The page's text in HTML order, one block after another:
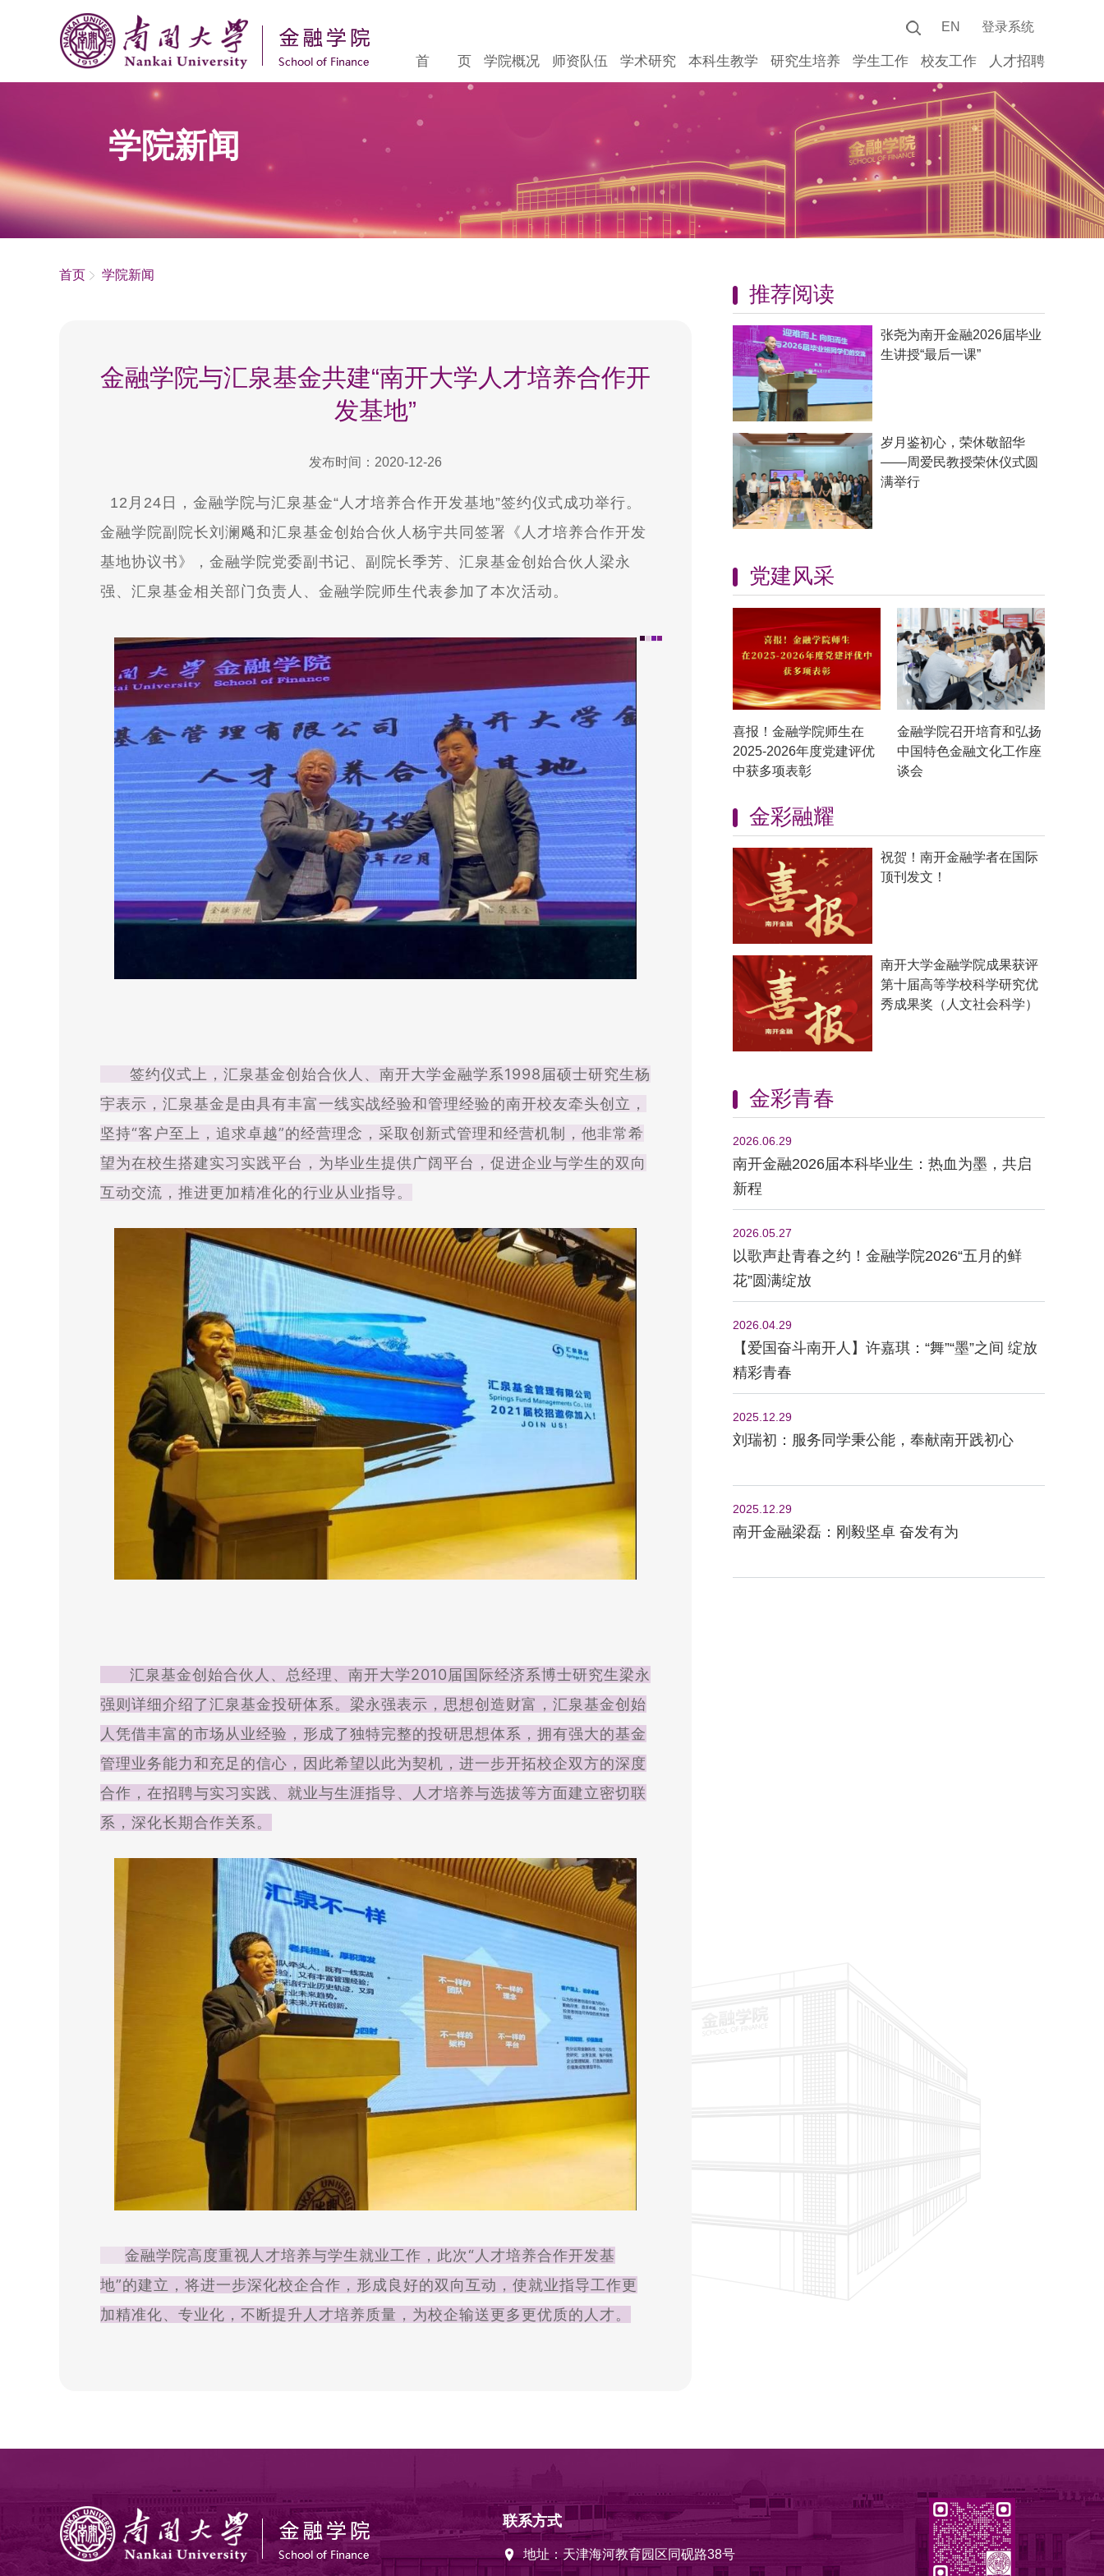
EN 登录系统
首 页 学院概况 师资队伍 学术研究 本科生教学 研究生培养 学生工作 校友工作 人才招聘
学院新闻
推荐阅读
张尧为南开金融2026届毕业
生讲授“最后一课”
岁月鉴初心，荣休敬韶华
——周爱民教授荣休仪式圆
满举行
党建风采
喜报！金融学院师生在
2025-2026年度党建评优
中获多项表彰
金融学院召开培育和弘扬
中国特色金融文化工作座
谈会
金彩融耀
祝贺！南开金融学者在国际
顶刊发文！
南开大学金融学院成果获评
第十届高等学校科学研究优
秀成果奖（人文社会科学）
金彩青春
2026.06.29
南开金融2026届本科毕业生：热血为墨，共启
新程
2026.05.27
以歌声赴青春之约！金融学院2026“五月的鲜
花”圆满绽放
2026.04.29
【爱国奋斗南开人】许嘉琪：“舞”“墨”之间 绽放
精彩青春
2025.12.29
刘瑞初：服务同学秉公能，奉献南开践初心
2025.12.29
南开金融梁磊：刚毅坚卓 奋发有为
首页 学院新闻
金融学院与汇泉基金共建“南开大学人才培养合作开
发基地”
发布时间：2020-12-26
12月24日，金融学院与汇泉基金“人才培养合作开发基地”签约仪式成功举行。
金融学院副院长刘澜飚和汇泉基金创始合伙人杨宇共同签署《人才培养合作开发
基地协议书》，金融学院党委副书记、副院长季芳、汇泉基金创始合伙人梁永
强、汇泉基金相关部门负责人、金融学院师生代表参加了本次活动。
签约仪式上，汇泉基金创始合伙人、南开大学金融学系1998届硕士研究生杨
宇表示，汇泉基金是由具有丰富一线实战经验和管理经验的南开校友牵头创立，
坚持“客户至上，追求卓越”的经营理念，采取创新式管理和经营机制，他非常希
望为在校生搭建实习实践平台，为毕业生提供广阔平台，促进企业与学生的双向
互动交流，推进更加精准化的行业从业指导。
汇泉基金创始合伙人、总经理、南开大学2010届国际经济系博士研究生梁永
强则详细介绍了汇泉基金投研体系。梁永强表示，思想创造财富，汇泉基金创始
人凭借丰富的市场从业经验，形成了独特完整的投研思想体系，拥有强大的基金
管理业务能力和充足的信心，因此希望以此为契机，进一步开拓校企双方的深度
合作，在招聘与实习实践、就业与生涯指导、人才培养与选拔等方面建立密切联
系，深化长期合作关系。
金融学院高度重视人才培养与学生就业工作，此次“人才培养合作开发基
地”的建立，将进一步深化校企合作，形成良好的双向互动，使就业指导工作更
加精准化、专业化，不断提升人才培养质量，为校企输送更多更优质的人才。
联系方式
地址：天津海河教育园区同砚路38号